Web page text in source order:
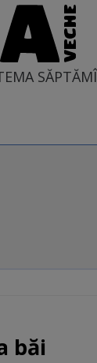
băi